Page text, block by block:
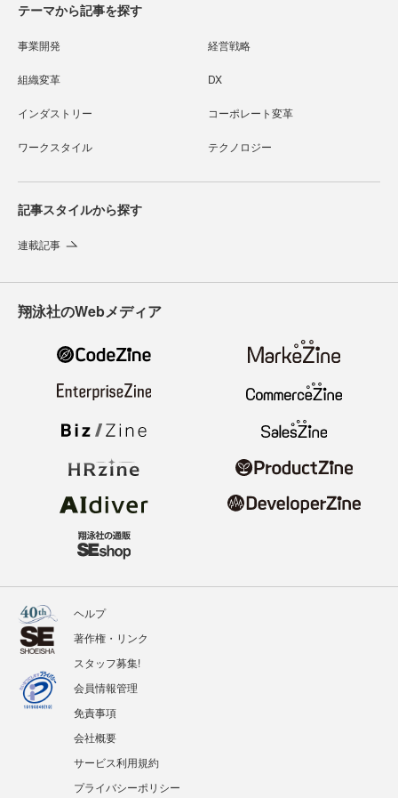
テーマから記事を探す
事業開発 経営戦略
組織変革 DX
インダストリー コーポレート変革
ワークスタイル テクノロジー
記事スタイルから探す
連載記事
翔泳社のWebメディア
ヘルプ
著作権・リンク
スタッフ募集!
会員情報管理
免責事項
会社概要
サービス利用規約
プライバシーポリシー